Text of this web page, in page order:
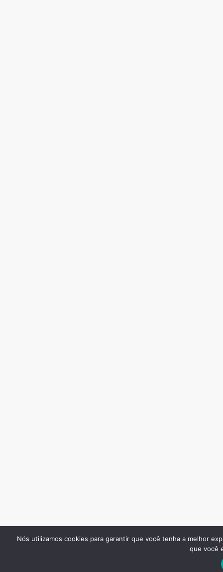
Nós utilizamos cookies para garantir que você tenha a melhor
que você